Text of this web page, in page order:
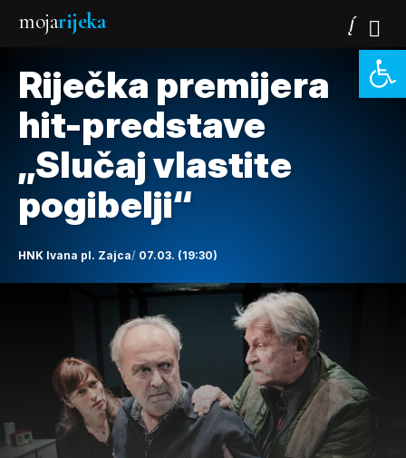
mojarijeka
Riječka premijera
hit-predstave
„Slučaj vlastite
pogibelji“
HNK Ivana pl. Zajca 07.03. (19:30)